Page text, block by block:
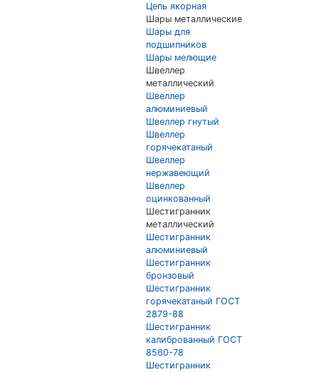
Цепь якорная
Шары металлические
Шары для
подшипников
Шары мелющие
Швеллер
металлический
Швеллер
алюминиевый
Швеллер гнутый
Швеллер
горячекатаный
Швеллер
нержавеющий
Швеллер
оцинкованный
Шестигранник
металлический
Шестигранник
алюминиевый
Шестигранник
бронзовый
Шестигранник
горячекатаный ГОСТ
2879-88
Шестигранник
калиброванный ГОСТ
8560-78
Шестигранник